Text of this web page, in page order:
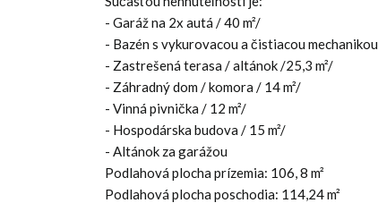
- Garáž na 2x autá / 40 m²/
- Bazén s vykurovacou a čistiacou mechanikou
- Zastrešená terasa / altánok /25,3 m²/
- Záhradný dom / komora / 14 m²/
- Vinná pivnička / 12 m²/
- Hospodárska budova / 15 m²/
- Altánok za garážou
Podlahová plocha prízemia: 106, 8 m²
Podlahová plocha poschodia: 114,24 m²